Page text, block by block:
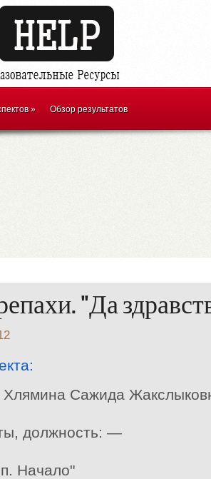
» Обзор результатов
"Да
Сажида
должность: —
Начало"